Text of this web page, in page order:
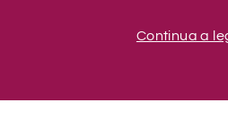
Continua a